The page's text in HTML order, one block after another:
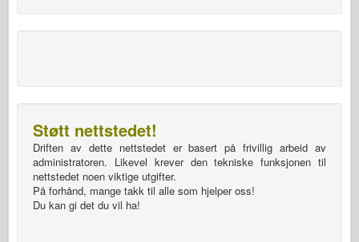
Støtt nettstedet!
Driften av dette nettstedet er basert på frivillig arbeid av
administratoren. Likevel krever den tekniske funksjonen til
nettstedet noen viktige utgifter.
På forhånd, mange takk til alle som hjelper oss!
Du kan gi det du vil ha!